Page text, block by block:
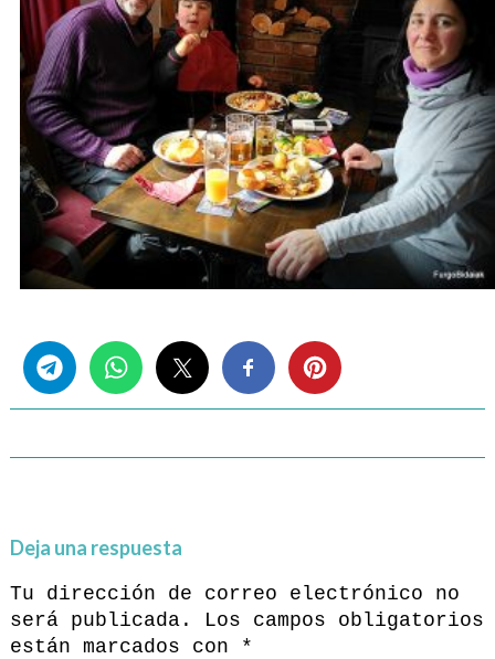
Deja una respuesta
Tu dirección de correo electrónico no
será publicada.
Los campos obligatorios
están marcados con
*